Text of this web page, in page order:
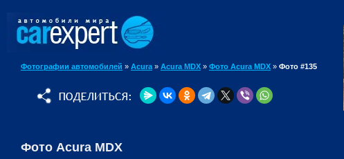
Фотографии автомобилей » Acura » Acura MDX » Фото Acura MDX » Фото #135
Фото Acura MDX